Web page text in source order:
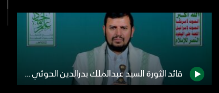
قائد الثورة السيد عبدالملك بدرالدين الحوثي خلال فعالية افتتاح الأنشطة والدورات الصيفية بحضور قيادات الدولة والعلماء 11 شوال 1445هـ